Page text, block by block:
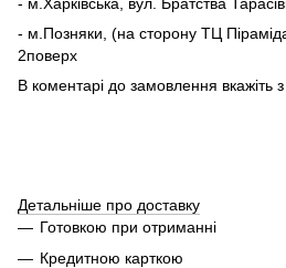
- м.Позняки, (на сторону ТЦ
2поверх
В коментарі до замовлення вкажіть з
Детальніше про доставку
Готовкою при отриманні
Кредитною карткою